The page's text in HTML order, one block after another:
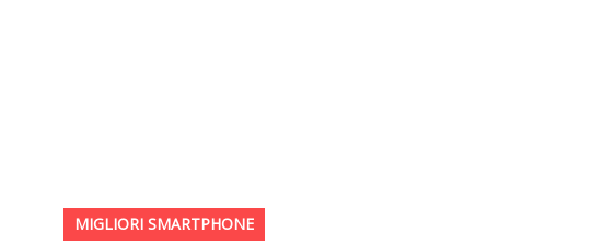
MIGLIORI SMARTPHONE